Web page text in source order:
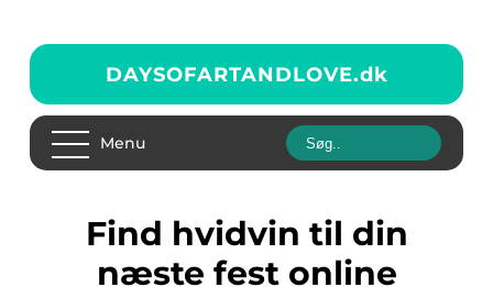
DAYSOFARTANDLOVE.dk
Menu
Find hvidvin til din
næste fest online